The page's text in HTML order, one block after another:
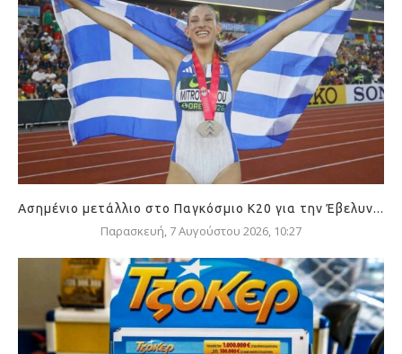
Ασημένιο μετάλλιο στο Παγκόσμιο Κ20 για την Έβελυν...
Παρασκευή, 7 Αυγούστου 2026, 10:27